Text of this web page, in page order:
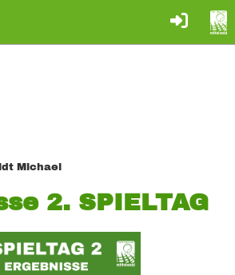
Michael
2. SPIELTAG